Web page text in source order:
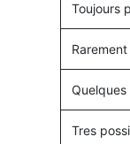
Toujours
Tres